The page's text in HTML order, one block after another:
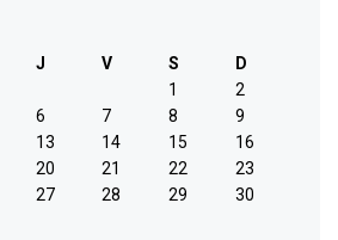
J V S
D
1
2
6 7 8
9
13 14 15
16
20 21 22
23
27 28 29
30